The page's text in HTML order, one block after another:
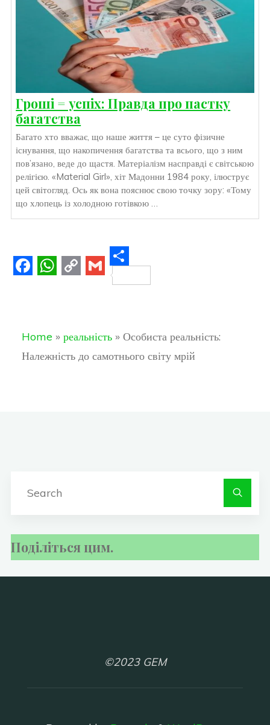
Гроші = успіх: Правда про пастку
багатства
Багато хто вважає, що наше життя – це суто фізичне
існування, що накопичення багатства та всього, що з ним
пов’язано, веде до щастя. Матеріалізм насправді є світською
релігією. «Material Girl», хіт Мадонни 1984 року, ілюструє
цей світогляд. Ось як вона пояснює свою точку зору: «Тому
що хлопець із холодною готівкою …
e
b
t
s
y
L
i
l
S
r
e
Home » реальність » Особиста реальність:
Належність до самотнього світу мрій
Поділіться цим.
©2023 GEM